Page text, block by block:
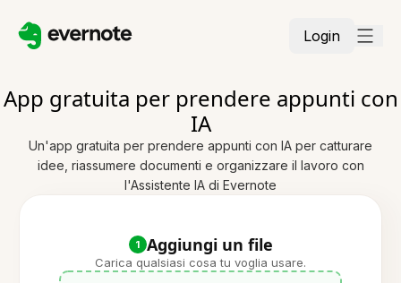
Login
App gratuita per prendere appunti con
IA
Un'app gratuita per prendere appunti con IA per catturare
idee, riassumere documenti e organizzare il lavoro con
l'Assistente IA di Evernote
1 Aggiungi un file
Carica qualsiasi cosa tu voglia usare.